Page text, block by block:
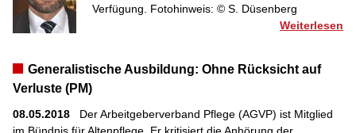
Verfügung. Fotohinweis: © S. Düsenberg
Weiterlesen
Generalistische Ausbildung: Ohne Rücksicht auf
Verluste (PM)
08.05.2018 Der Arbeitgeberverband Pflege (AGVP) ist Mitglied